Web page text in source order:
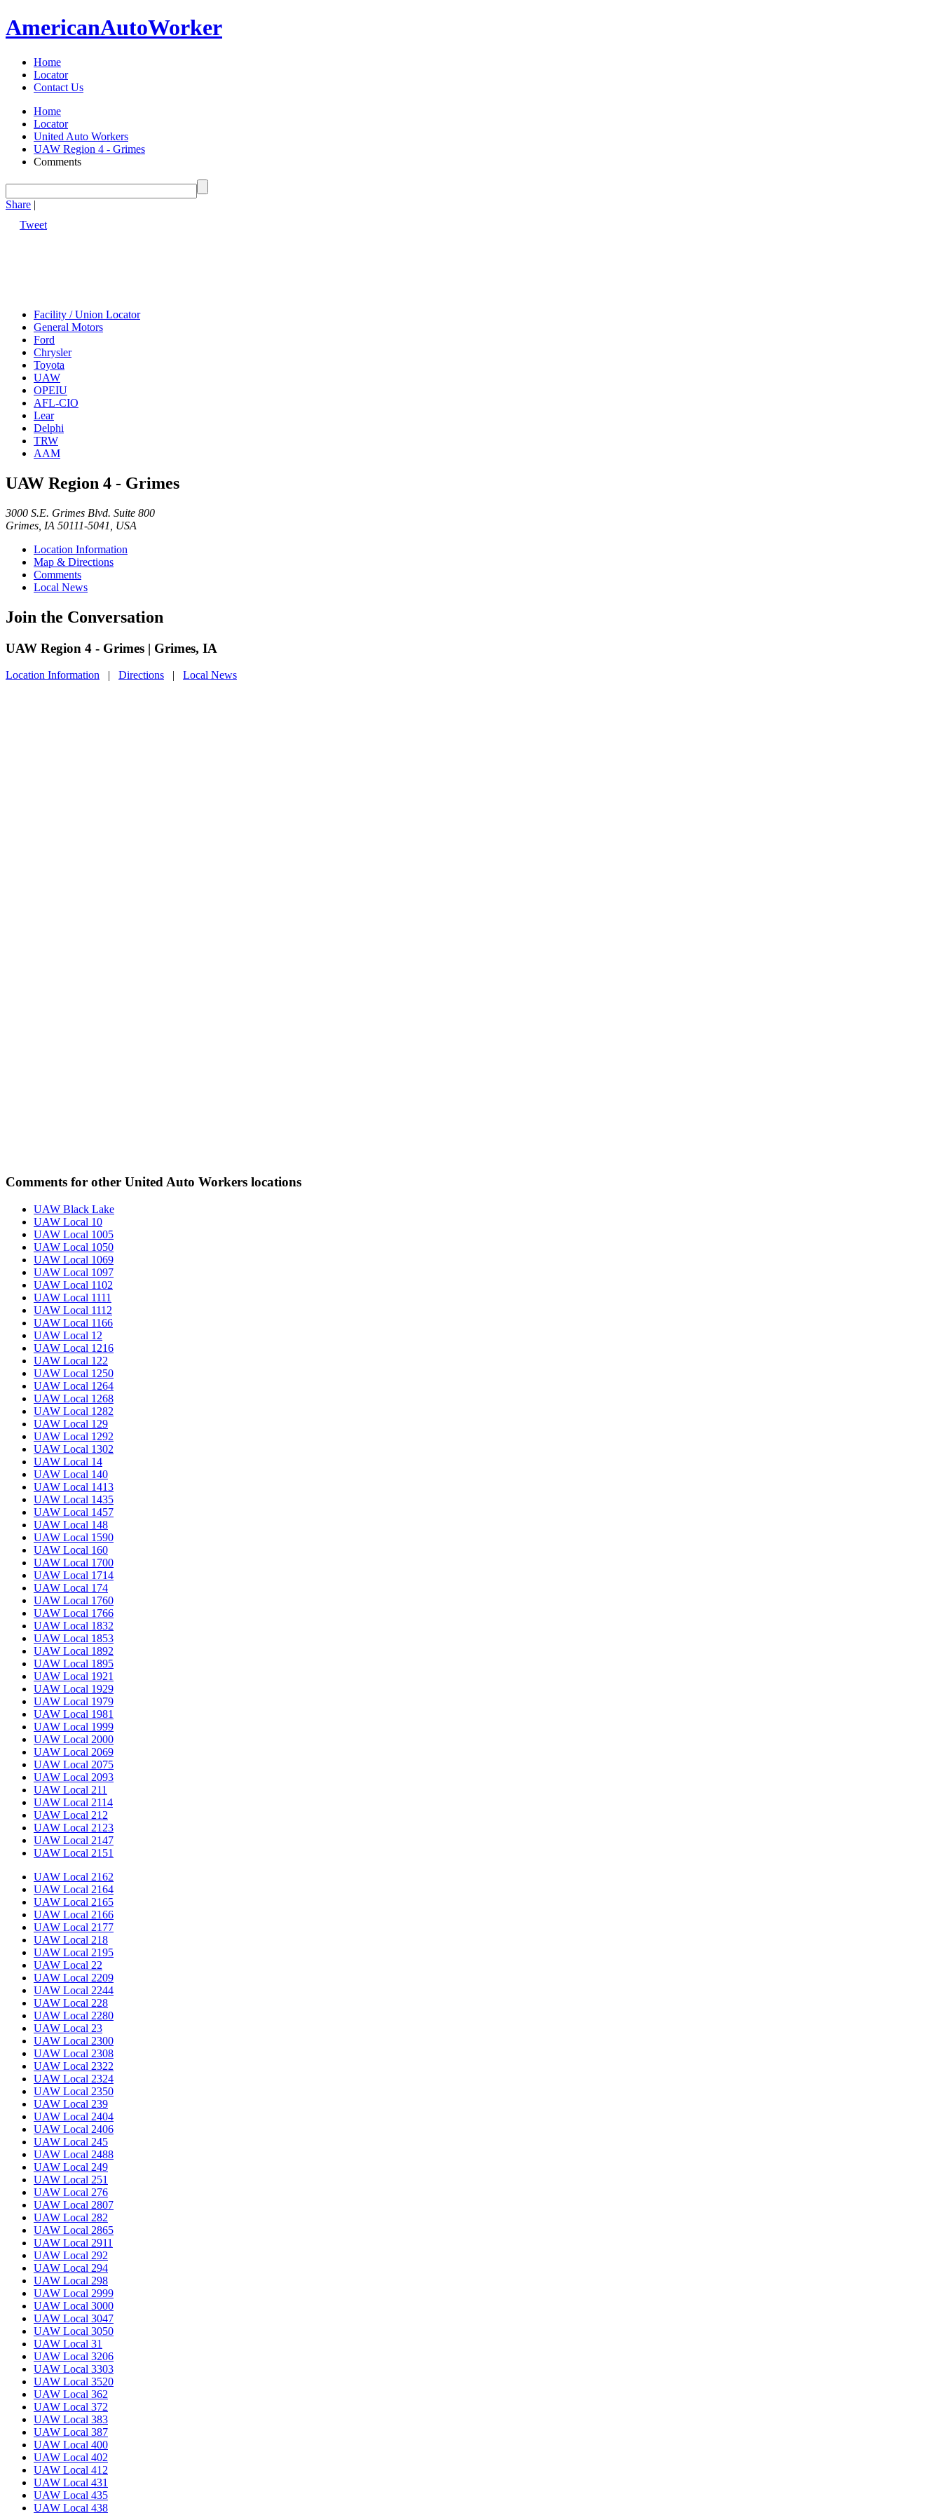
AmericanAutoWorker
Home
Locator
Contact Us
Home
Locator
United Auto Workers
UAW Region 4 - Grimes
Comments
Share |
Tweet
Facility / Union Locator
General Motors
Ford
Chrysler
Toyota
UAW
OPEIU
AFL-CIO
Lear
Delphi
TRW
AAM
UAW Region 4 - Grimes
3000 S.E. Grimes Blvd. Suite 800
Grimes, IA 50111-5041, USA
Location Information
Map & Directions
Comments
Local News
Join the Conversation
UAW Region 4 - Grimes | Grimes, IA
Location Information | Directions | Local News
Comments for other United Auto Workers locations
UAW Black Lake
UAW Local 10
UAW Local 1005
UAW Local 1050
UAW Local 1069
UAW Local 1097
UAW Local 1102
UAW Local 1111
UAW Local 1112
UAW Local 1166
UAW Local 12
UAW Local 1216
UAW Local 122
UAW Local 1250
UAW Local 1264
UAW Local 1268
UAW Local 1282
UAW Local 129
UAW Local 1292
UAW Local 1302
UAW Local 14
UAW Local 140
UAW Local 1413
UAW Local 1435
UAW Local 1457
UAW Local 148
UAW Local 1590
UAW Local 160
UAW Local 1700
UAW Local 1714
UAW Local 174
UAW Local 1760
UAW Local 1766
UAW Local 1832
UAW Local 1853
UAW Local 1892
UAW Local 1895
UAW Local 1921
UAW Local 1929
UAW Local 1979
UAW Local 1981
UAW Local 1999
UAW Local 2000
UAW Local 2069
UAW Local 2075
UAW Local 2093
UAW Local 211
UAW Local 2114
UAW Local 212
UAW Local 2123
UAW Local 2147
UAW Local 2151
UAW Local 2162
UAW Local 2164
UAW Local 2165
UAW Local 2166
UAW Local 2177
UAW Local 218
UAW Local 2195
UAW Local 22
UAW Local 2209
UAW Local 2244
UAW Local 228
UAW Local 2280
UAW Local 23
UAW Local 2300
UAW Local 2308
UAW Local 2322
UAW Local 2324
UAW Local 2350
UAW Local 239
UAW Local 2404
UAW Local 2406
UAW Local 245
UAW Local 2488
UAW Local 249
UAW Local 251
UAW Local 276
UAW Local 2807
UAW Local 282
UAW Local 2865
UAW Local 2911
UAW Local 292
UAW Local 294
UAW Local 298
UAW Local 2999
UAW Local 3000
UAW Local 3047
UAW Local 3050
UAW Local 31
UAW Local 3206
UAW Local 3303
UAW Local 3520
UAW Local 362
UAW Local 372
UAW Local 383
UAW Local 387
UAW Local 400
UAW Local 402
UAW Local 412
UAW Local 431
UAW Local 435
UAW Local 438